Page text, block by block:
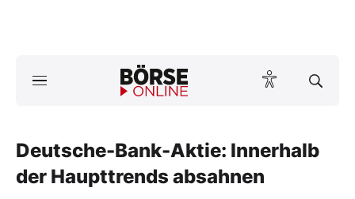
Anlageprodukte
Finanz-Check
Deutsche-Bank-Aktie: Innerhalb
der Haupttrends absahnen